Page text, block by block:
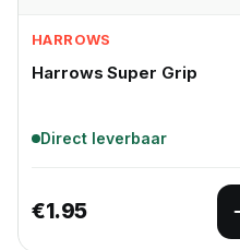
HARROWS
Harrows Super Grip
Direct leverbaar
€1.95